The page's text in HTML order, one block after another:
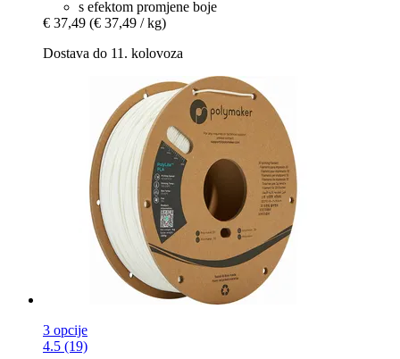
s efektom promjene boje
€ 37,49 (€ 37,49 / kg)
Dostava do 11. kolovoza
3 opcije
4.5 (19)